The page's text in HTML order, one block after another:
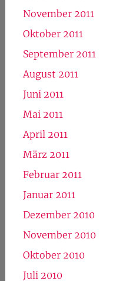
November 2011
Oktober 2011
September 2011
August 2011
Juni 2011
Mai 2011
April 2011
März 2011
Februar 2011
Januar 2011
Dezember 2010
November 2010
Oktober 2010
Juli 2010